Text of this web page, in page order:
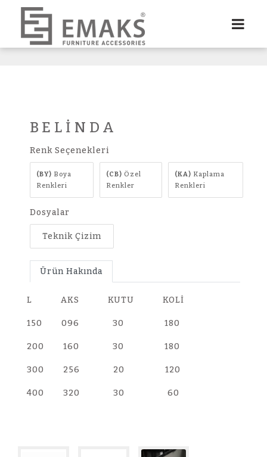
BELİNDA
Renk Seçenekleri
(BY) Boya
Renkleri
(CB) Özel
Renkler
(KA) Kaplama
Renkleri
Dosyalar
Teknik Çizim
Ürün Hakında
L AKS KUTU KOLİ
150 096 30 180
200 160 30 180
300 256 20 120
400 320 30 60